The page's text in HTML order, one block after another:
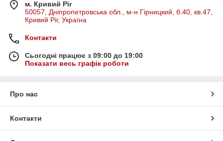
м. Кривий Ріг
50057, Дніпропетровська обл., м-н Гірницкий, б.40, кв.47,
Кривий Ріг, Україна
Контакти
Сьогодні працює з 09:00 до 19:00
Показати весь графік роботи
Про нас
Контакти